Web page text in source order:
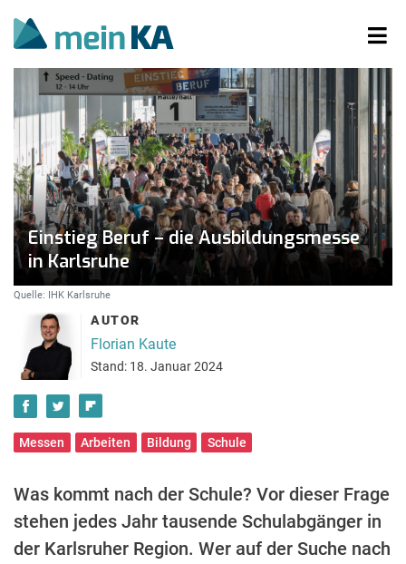
Einstieg Beruf – die Ausbildungsmesse
in Karlsruhe
Quelle: IHK Karlsruhe
AUTOR
Florian Kaute
Stand: 18. Januar 2024
Messen Arbeiten Bildung Schule
Was kommt nach der Schule? Vor dieser Frage
stehen jedes Jahr tausende Schulabgänger in
der Karlsruher Region. Wer auf der Suche nach